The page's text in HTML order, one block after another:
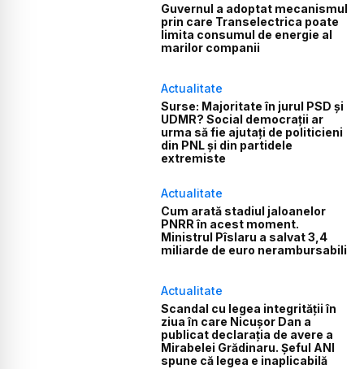
Guvernul a adoptat mecanismul
prin care Transelectrica poate
limita consumul de energie al
marilor companii
Actualitate
Surse: Majoritate în jurul PSD și
UDMR? Social democrații ar
urma să fie ajutați de politicieni
din PNL și din partidele
extremiste
Actualitate
Cum arată stadiul jaloanelor
PNRR în acest moment.
Ministrul Pîslaru a salvat 3,4
miliarde de euro nerambursabili
Actualitate
Scandal cu legea integrității în
ziua în care Nicușor Dan a
publicat declarația de avere a
Mirabelei Grădinaru. Șeful ANI
spune că legea e inaplicabilă